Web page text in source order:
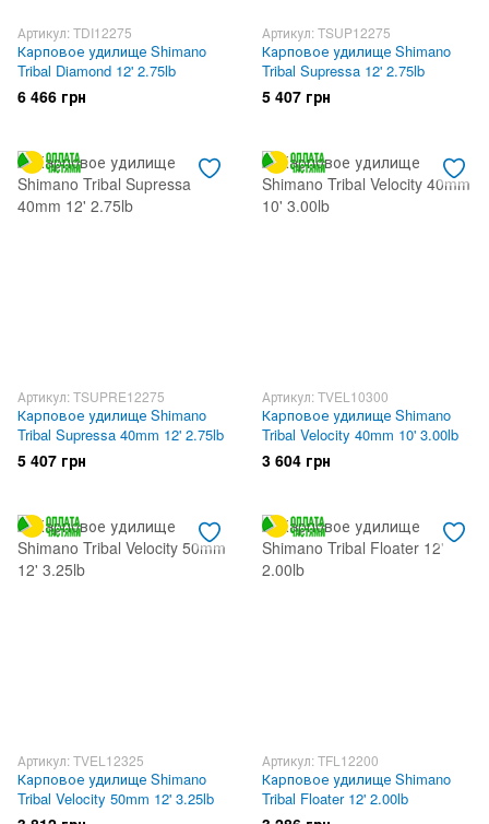
Артикул: TDI12275
Карповое удилище Shimano
Tribal Diamond 12' 2.75lb
6 466 грн
Артикул: TSUP12275
Карповое удилище Shimano
Tribal Supressa 12' 2.75lb
5 407 грн
Артикул: TSUPRE12275
Карповое удилище Shimano
Tribal Supressa 40mm 12' 2.75lb
5 407 грн
Артикул: TVEL10300
Карповое удилище Shimano
Tribal Velocity 40mm 10' 3.00lb
3 604 грн
Артикул: TVEL12325
Карповое удилище Shimano
Tribal Velocity 50mm 12' 3.25lb
Артикул: TFL12200
Карповое удилище Shimano
Tribal Floater 12' 2.00lb